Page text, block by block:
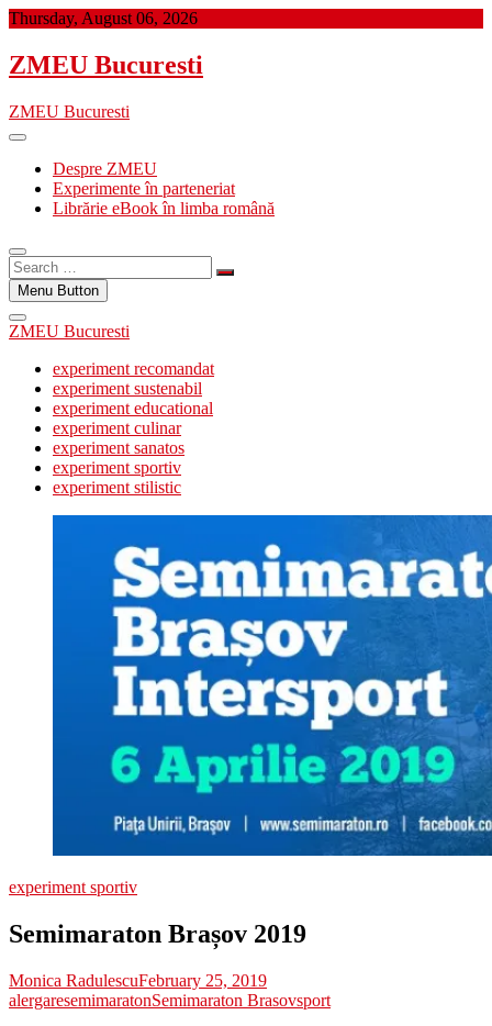
Skip
content
Thursday, August 06, 2026
ZMEU Bucuresti
ZMEU Bucuresti
Despre ZMEU
Experimente în parteneriat
Librărie eBook în limba română
Search
…Menu Button
ZMEU Bucuresti
experiment recomandat
experiment sustenabil
experiment educational
experiment culinar
experiment sanatos
experiment sportiv
experiment stilistic
experiment sportiv
Semimaraton Brașov 2019
Monica RadulescuFebruary 25, 2019
alergaresemimaratonSemimaraton Brasovsport